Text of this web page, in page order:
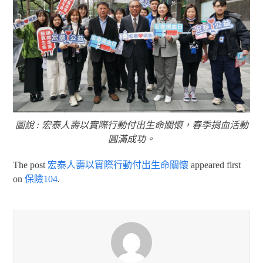
圖說 : 宏泰人壽以實際行動付出生命關懷，春季捐血活動
圓滿成功。
The post 宏泰人壽以實際行動付出生命關懷 appeared first
on保險104.